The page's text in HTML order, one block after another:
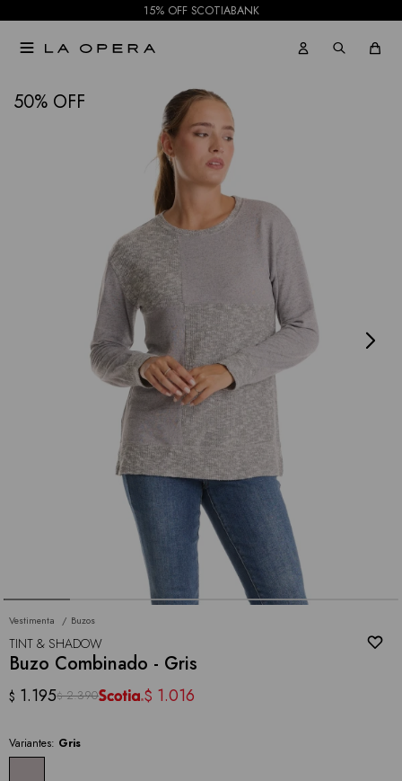
15% OFF SCOTIABANK

50
Vestimenta Buzos
TINT & SHADOW
Buzo Combinado - Gris
$ 1.195$ 2.390 $ 1.016
Variantes: Gris
NOTIFICARME